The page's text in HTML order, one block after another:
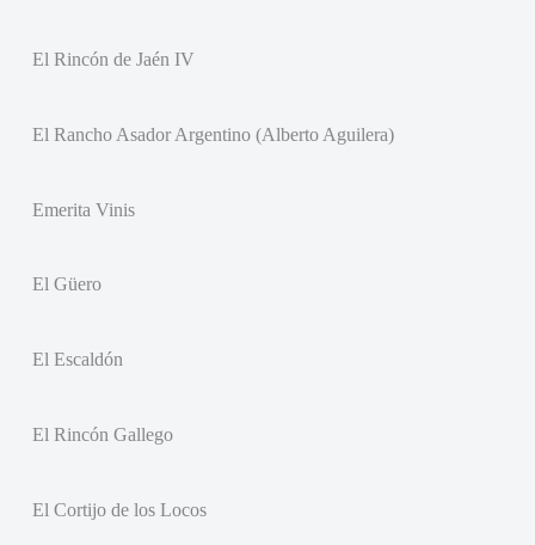
El Rincón de Jaén IV
El Rancho Asador Argentino (Alberto Aguilera)
Emerita Vinis
El Güero
El Escaldón
El Rincón Gallego
El Cortijo de los Locos